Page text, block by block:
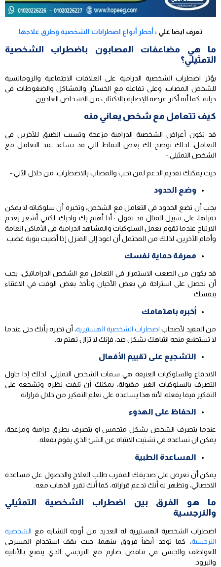
تعرف ايضا علي : أخطر أنواع اضطرابات الشخصية وطرق علاجها
ما هي مضاعفات المصابون باضطراب الشخصية
التمثيلي؟
يؤثر اضطراب الشخصية الدرامية على العلاقات الاجتماعية والرومانسية
للشخص المصاب، وعلى تفاعله مع الخسائر والمشاكل والضغوطات في
حياته، كما أنه أكثر عرضة للإصابة بالاكتئاب من الاشخاص العاديين.
كيف تتعامل مع شخص يعاني منه
قد تكون أعراض الشخصية الدرامية مزعجة وتسبب الضيق للأخرين في
التعامل، لذلك نوضح لك بعض النقاط التي قد تساعد عند التعامل مع
الشخص التمثيلي:-
حيث يمكنك تقديم الدعم لمن تحب والمصاب بالاضطراب، من خلال الآتي:-
وضع الحدود
يجب أن تضع الحدود في التعامل مع الشخص، وتخبره أن سلوكياته لا يمكن
تقبلها، على سبيل المثال قد تقول : أنا أهتم بك واحبك، لكنني أشعر بعدم
الارتياح عندما تقوم بعمل السلوكيات والمشاهد الدرامية في الأماكن العامة
وأمام الآخرين، لذلك من المحتمل أن اعود إلى المنزل إذا أصبت بنوبة غضب.
معرفة حماية نفسك
قد يكون من الصعب الاستمرار في التعامل مع الشخص الدراماتيكي، يجب
أن تحصل على استراحة في بعض الأحيان وتأخذ بعض الوقت في الاعتناء
بنفسك.
أخبره باهتمامك
من المفيد لأصحاب اضطراب الشخصية الهستيرية، أن تخبره بأنك حتى عندما
لا تستطيع منحه انتباهك بشكل جيد، فإنك لا تزال تهتم به.
التشجيع على تقييم الأفعال
الاندفاع والسلوكيات العنيفة هي سمات الشخص التمثيلي، لذلك إذا حاول
التصرف بالسلوكيات الغير مقبولة، يمكنك أن تلفت نظره وتشجعه على
التفكير فيما يفعله، لأنه هذا يساعده على تعلم التفكير من خلال قراراته.
الحفاظ على الهدوء
عندما يتصرف الشخص بشكل متحمس او يتصرف بطرق درامية ومزعجة،
يمكن ان تساعده في تشتيت الانتباه عن الشئ الذي يقوم بفعله.
المساعدة الطبية
يمكن أن تعرض على صديقك المقرب طلب العلاج والحصول على مساعدة
الاخصائي، وتظهر له أنك تدعم قراراته، كما أنك تقرر الذهاب معه.
ما هو الفرق بين اضطراب الشخصية التمثيلي
والنرجسية
اضطراب الشخصية الهستيرية له العديد من أوجه التشابه مع الشخصية
النرجسية، كما توجد أيضاً فروق بينهما، حيث يقف استخدام المسرحي
للعواطف والجنس في تناقض صارم مع النرجسي الذي يتمتع بالأنانية
والبرود.